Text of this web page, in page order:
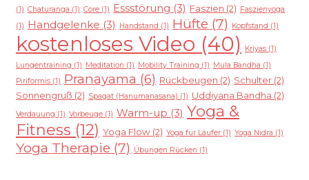
(1) Chaturanga (1) Core (1) Essstörung (3) Faszien (2) Faszienyoga
(1)
Handgelenke (3) Handstand (1) Hüfte (7) Kopfstand (1)
kostenloses Video (40) Kriyas (1)
Lungentraining (1) Meditation (1) Mobility Training (1) Mula Bandha (1)
Piriformis (1) Pranayama (6) Rückbeugen (2) Schulter (2)
Sonnengruß (2) Spagat (Hanumanasana) (1) Uddiyana Bandha (2)
Verdauung (1) Vorbeuge (1) Warm-up (3) Yoga &
Fitness (12) Yoga Flow (2) Yoga für Läufer (1) Yoga Nidra (1)
Yoga Therapie (7) Übungen Rücken (1)